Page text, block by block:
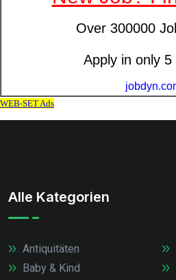
Alle Kategorien
Antiquitäten
Baby & Kind